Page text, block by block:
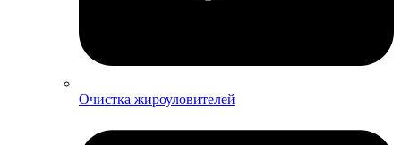
Очистка жироуловителей